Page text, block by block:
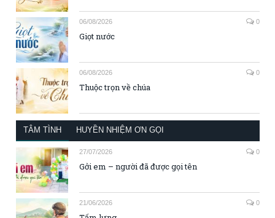
06/08/2026 0
Giọt nước
06/08/2026 0
Thuộc trọn về chúa
TÂM TÌNH HUYỀN NHIỆM ƠN GỌI
27/07/2026 0
Gởi em – người đã được gọi tên
21/06/2026 0